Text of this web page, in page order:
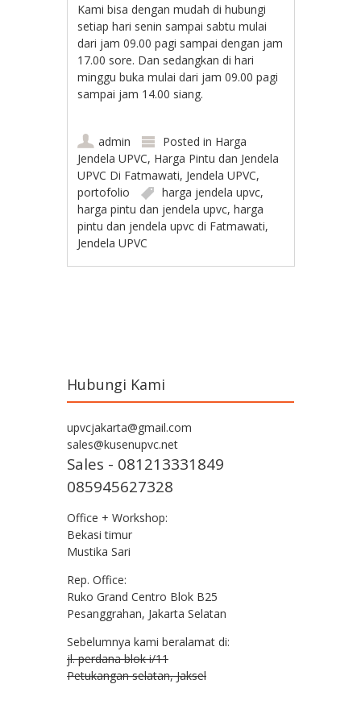
Kami bisa dengan mudah di hubungi
setiap hari senin sampai sabtu mulai
dari jam 09.00 pagi sampai dengan jam
17.00 sore. Dan sedangkan di hari
minggu buka mulai dari jam 09.00 pagi
sampai jam 14.00 siang.
admin Posted in Harga
Jendela UPVC, Harga Pintu dan Jendela
UPVC Di Fatmawati, Jendela UPVC,
portofolio
harga jendela upvc,
harga pintu dan jendela upvc,harga
pintu dan jendela upvc di Fatmawati,
Jendela UPVC
Hubungi Kami
upvcjakarta@gmail.com
sales@kusenupvc.net
Sales - 081213331849
085945627328
Office + Workshop:
Bekasi timur
Mustika Sari
Rep. Office:
Ruko Grand Centro Blok B25
Pesanggrahan, Jakarta Selatan
Sebelumnya kami beralamat di:
jl. perdana blok i/11
Petukangan selatan, Jaksel